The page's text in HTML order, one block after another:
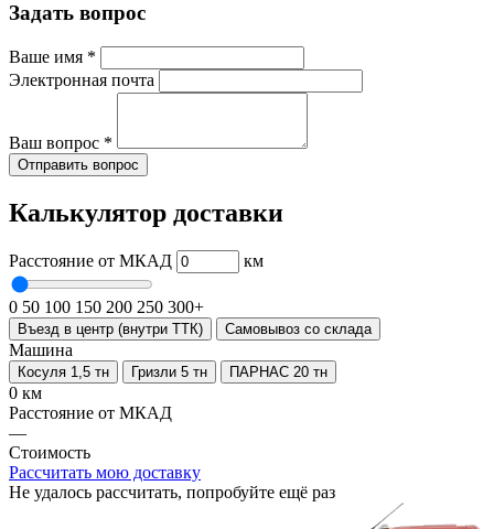
Задать вопрос
Ваше имя *
Электронная почта
Ваш вопрос *
Отправить вопрос
Калькулятор доставки
Расстояние от МКАД км
0 50 100 150 200 250 300+
Въезд в центр (внутри ТТК) Самовывоз со склада
Машина
Косуля 1,5 тн Гризли 5 тн ПАРНАС 20 тн
0 км
Расстояние от МКАД
—
Стоимость
Рассчитать мою доставку
Не удалось рассчитать, попробуйте ещё раз